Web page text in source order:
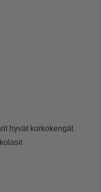
hyvät korkokengät